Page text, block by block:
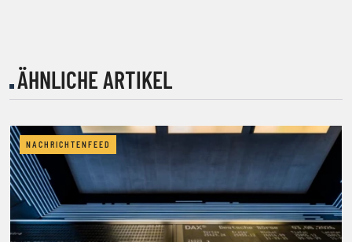
ÄHNLICHE ARTIKEL
NACHRICHTENFEED